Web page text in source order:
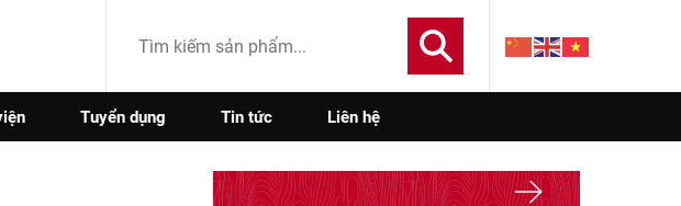
Tuyển dụng Tin tức Liên hệ